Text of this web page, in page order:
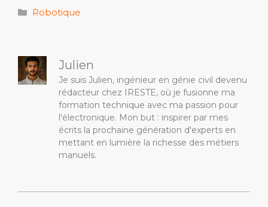
Catégories
Robotique
Julien
Je suis Julien, ingénieur en génie civil devenu
rédacteur chez IRESTE, où je fusionne ma
formation technique avec ma passion pour
l'électronique. Mon but : inspirer par mes
écrits la prochaine génération d'experts en
mettant en lumière la richesse des métiers
manuels.